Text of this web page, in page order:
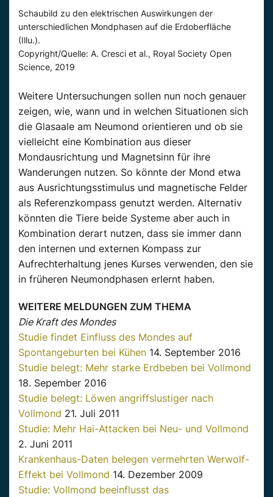
Schaubild zu den elektrischen Auswirkungen der
unterschiedlichen Mondphasen auf die Erdoberfläche
(Illu.).
Copyright/Quelle: A. Cresci et al., Royal Society Open
Science, 2019
Weitere Untersuchungen sollen nun noch genauer
zeigen, wie, wann und in welchen Situationen sich
die Glasaale am Neumond orientieren und ob sie
vielleicht eine Kombination aus dieser
Mondausrichtung und Magnetsinn für ihre
Wanderungen nutzen. So könnte der Mond etwa
aus Ausrichtungsstimulus und magnetische Felder
als Referenzkompass genutzt werden. Alternativ
könnten die Tiere beide Systeme aber auch in
Kombination derart nutzen, dass sie immer dann
den internen und externen Kompass zur
Aufrechterhaltung jenes Kurses verwenden, den sie
in früheren Neumondphasen erlernt haben.
WEITERE MELDUNGEN ZUM THEMA
Die Kraft des Mondes
Studie findet Einfluss des Mondes auf
Spontangeburten bei Kühen 14. September 2016
Studie belegt: Mehr starke Erdbeben bei Vollmond
18. Sepember 2016
Studie belegt: Löwen angriffslustiger nach
Vollmond 21. Juli 2011
Studie: Mehr Hai-Attacken bei Neu- und Vollmond
2. Juni 2011
Krankenhaus-Daten belegen vermehrten Werwolf-
Effekt bei Vollmond 14. Dezember 2009
Studie: Vollmond beeinflusst das